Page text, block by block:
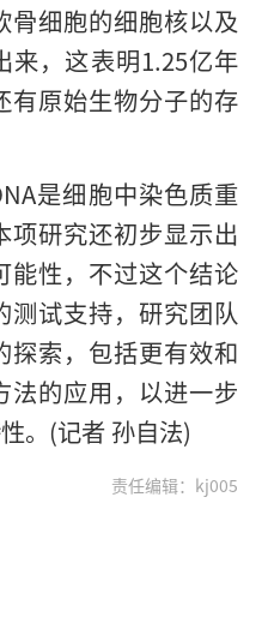
骨细胞的细胞核以及
来，这表明1.25亿年
有原始生物分子的存
是细胞中染色质重
项研究还初步显示出
能性，不过这个结论
试支持，研究团队
探索，包括更有效和
法的应用，以进一步
。(记者 孙自法)
责任编辑：kj005